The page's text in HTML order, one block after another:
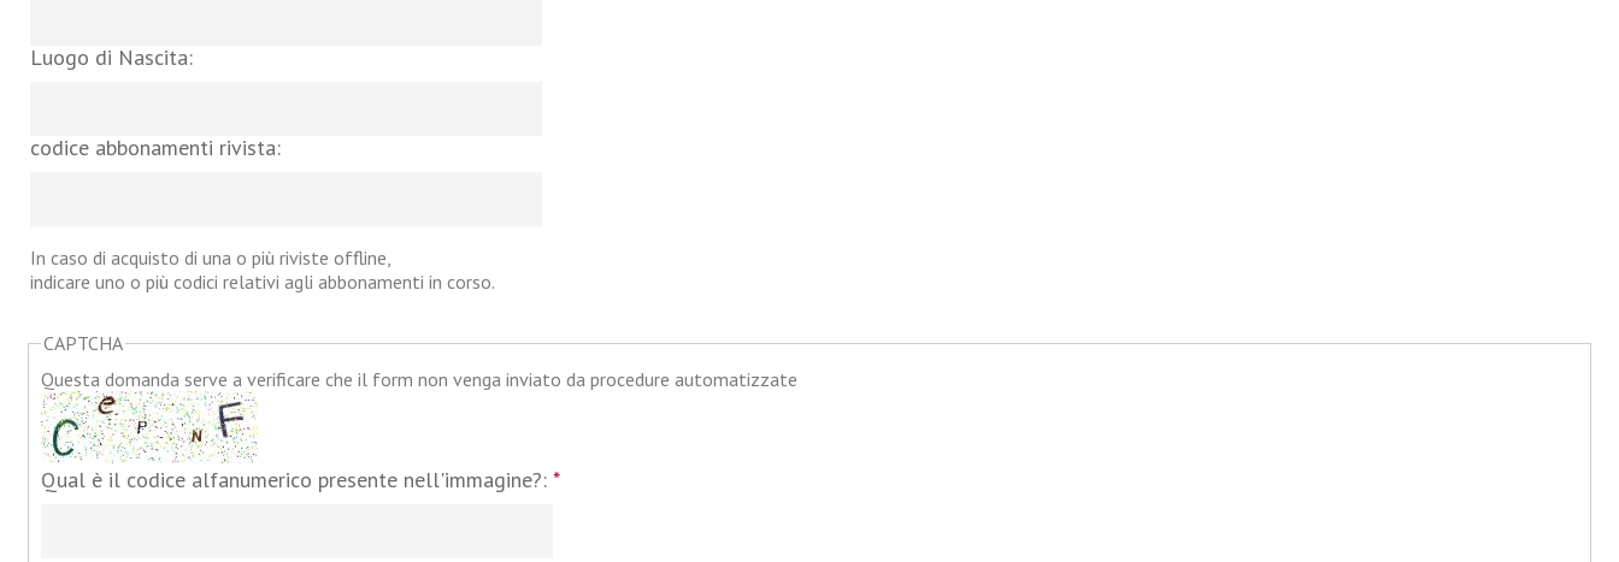
Luogo di Nascita:
codice abbonamenti rivista:
In caso di acquisto di una o più riviste offline,
indicare uno o più codici relativi agli abbonamenti in corso.
CAPTCHA
Questa domanda serve a verificare che il form non venga inviato da procedure automatizzate
Qual è il codice alfanumerico presente nell'immagine?: *